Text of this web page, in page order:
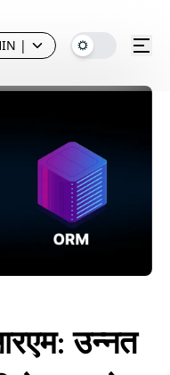
|
उन्नत